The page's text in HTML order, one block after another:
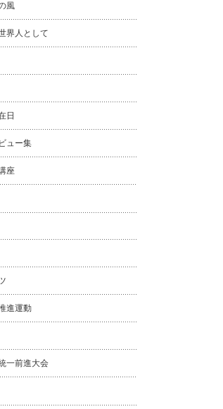
風
界人として
日
ュー集
座
進運動
一前進大会